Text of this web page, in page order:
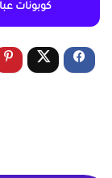
كوبونات